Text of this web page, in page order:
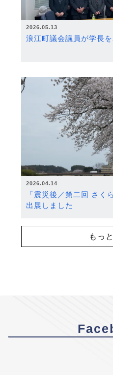
2026.05.13
浪江町議会議員が学長
2026.04.14
「震災後／第二回 さく
出展しました
もっ